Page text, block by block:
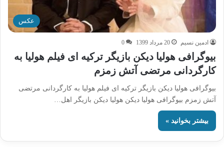
عکس
ادمین نسیم 20 مرداد 1399 0
بیوگرافی هولیا دیکن بازیگر ترکیه ای فیلم هولیا به
کارگردانی مرتضی آتش زمزم
بیوگرافی هولیا دیکن بازیگر ترکیه ای فیلم هولیا به کارگردانی مرتضی
آتش زمزم بیوگرافی هولیا دیکن هولیا دیکن بازیگر اهل…
بیشتر بخوانید »